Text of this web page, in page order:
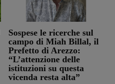
Sospese le ricerche sul
campo di Miah Billal, il
Prefetto di Arezzo:
“L’attenzione delle
istituzioni su questa
vicenda resta alta”